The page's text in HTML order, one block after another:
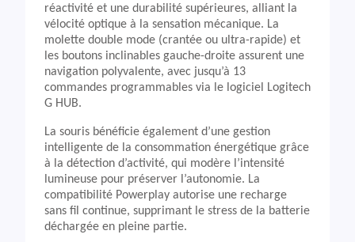
réactivité et une durabilité supérieures, alliant la
vélocité optique à la sensation mécanique. La
molette double mode (crantée ou ultra-rapide) et
les boutons inclinables gauche-droite assurent une
navigation polyvalente, avec jusqu’à 13
commandes programmables via le logiciel Logitech
G HUB.
La souris bénéficie également d’une gestion
intelligente de la consommation énergétique grâce
à la détection d’activité, qui modère l’intensité
lumineuse pour préserver l’autonomie. La
compatibilité Powerplay autorise une recharge
sans fil continue, supprimant le stress de la batterie
déchargée en pleine partie.